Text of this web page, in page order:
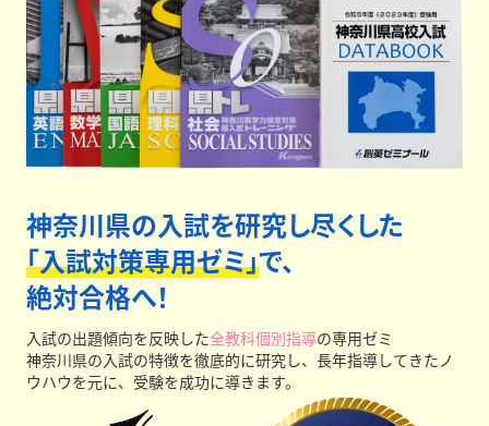
神奈川県の入試を研究し尽くした
「入試対策専用ゼミ」で、
絶対合格へ！
入試の出題傾向を反映した全教科個別指導の専用ゼミ
神奈川県の入試の特徴を徹底的に研究し、長年指導してきたノ
ウハウを元に、受験を成功に導きます。